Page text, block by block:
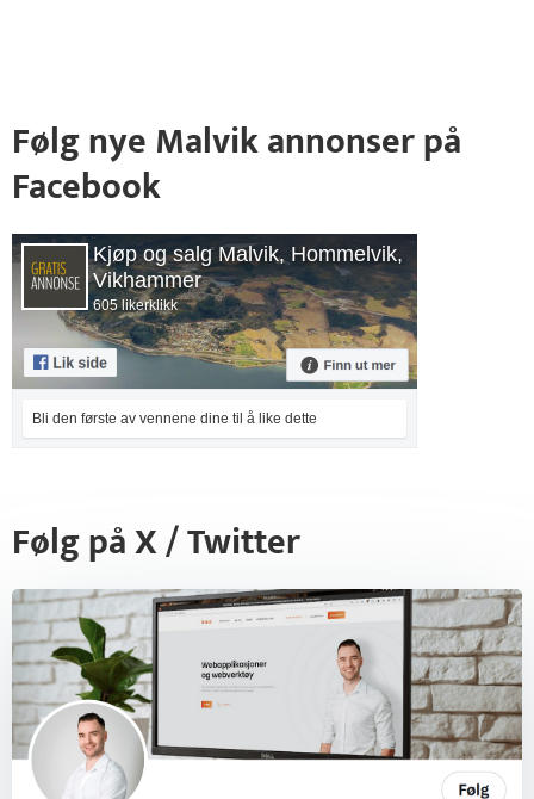
Følg nye Malvik annonser på
Facebook
Kjøp og salg Malvik, Hommelvik,
Vikhammer
605 likerklikk
Bli den første av vennene dine til å like dette
Følg på X / Twitter